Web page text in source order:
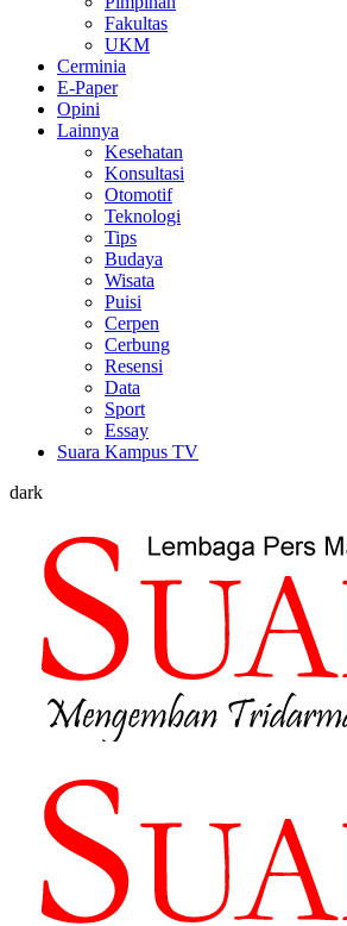
Fakultas
UKM
Cerminia
E-Paper
Opini
Lainnya
Kesehatan
Konsultasi
Otomotif
Teknologi
Tips
Budaya
Wisata
Puisi
Cerpen
Cerbung
Resensi
Data
Sport
Essay
Suara Kampus TV
dark